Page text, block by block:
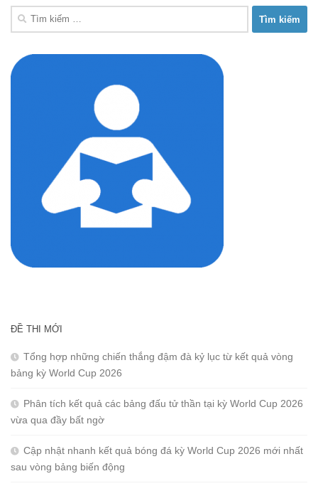
Tìm
ĐỀ THI MỚI
Tổng hợp những chiến thắng đậm đà kỷ lục từ kết quả vòng
bảng kỳ World Cup 2026
Phân tích kết quả các bảng đấu tử thần tại kỳ World Cup 2026
vừa qua đầy bất ngờ
Cập nhật nhanh kết quả bóng đá kỳ World Cup 2026 mới nhất
sau vòng bảng biến động